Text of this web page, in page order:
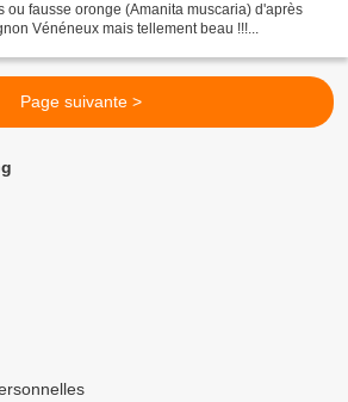
ou fausse oronge (Amanita muscaria) d'après
Vénéneux mais tellement beau !!!...
Page suivante >